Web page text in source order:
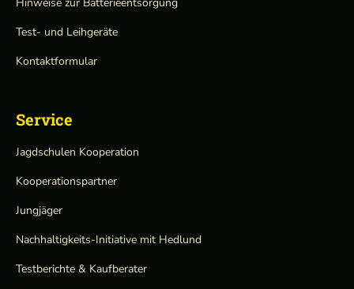
Test- und Leihgeräte
Kontaktformular
Service
Jagdschulen Kooperation
Kooperationspartner
Jungjäger
Nachhaltigkeits-Initiative mit Hedlund
Testberichte & Kaufberater